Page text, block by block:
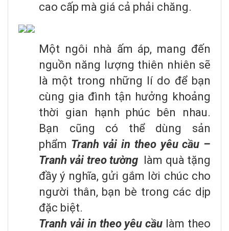
cao cấp mà giá cả phải chăng.
Một ngôi nhà ấm áp, mang đến
nguồn năng lượng thiên nhiên sẽ
là một trong những lí do để bạn
cùng gia đình tận hưởng khoảng
thời gian hạnh phúc bên nhau.
Bạn cũng có thể dùng sản
phẩm Tranh vải in theo yêu cầu –
Tranh vải treo tường làm quà tặng
đầy ý nghĩa, gửi gắm lời chúc cho
người thân, bạn bè trong các dịp
đặc biệt.
Tranh vải in theo yêu cầu làm theo